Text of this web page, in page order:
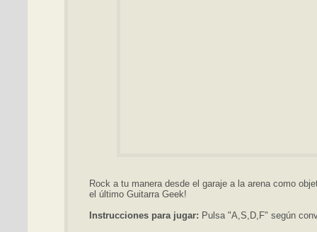
Rock a tu manera desde el garaje a la arena como
el último Guitarra Geek!
Instrucciones para jugar: Pulsa "A,S,D,F" según